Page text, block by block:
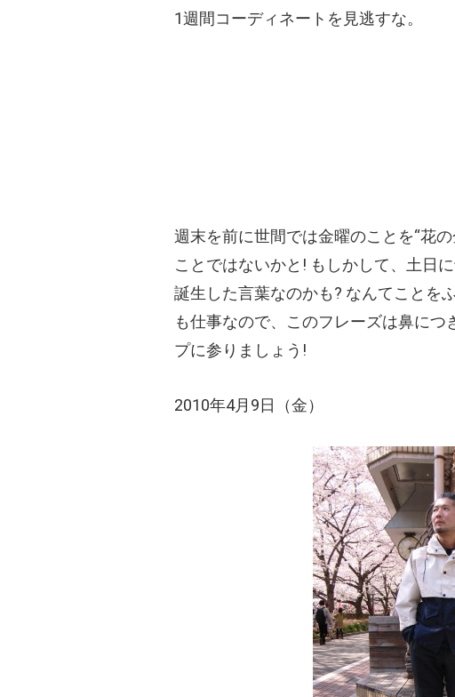
1週間コーディネートを見逃すな。
週末を前に世間では金曜のことを“花
ことではないかと! もしかして、土日
誕生した言葉なのかも? なんてことを
も仕事なので、このフレーズは鼻に
プに参りましょう!
2010年4月9日（金）